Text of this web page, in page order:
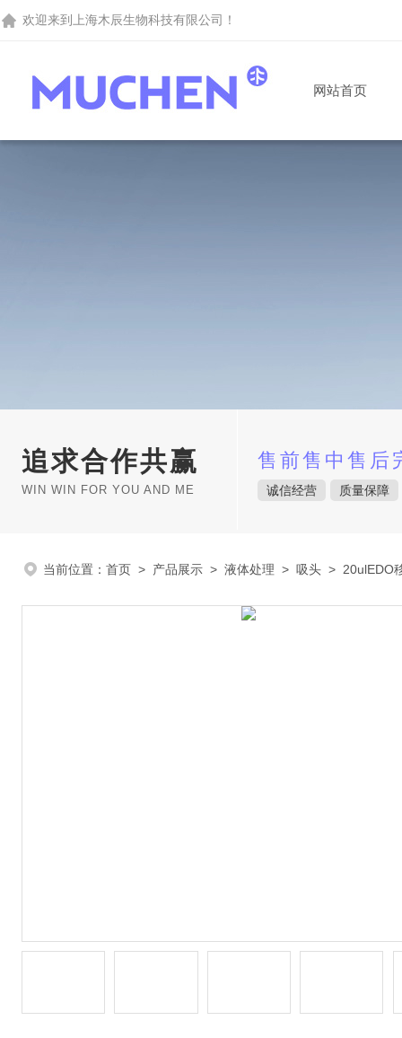
欢迎来到 上海木辰生物科技有限公司 ！
网站首页
追求合作共赢
WIN WIN FOR YOU AND ME
售前售中售后
诚信经营 质量保障
当前位置： 首页 > 产品展示 > 液体处理 > 吸头 > 20ulEDO